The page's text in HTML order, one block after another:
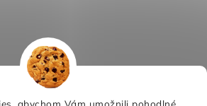
abychom Vám umožnili pohodlné